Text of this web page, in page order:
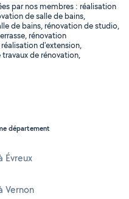
par nos membres : réalisation
de salle de bains,
de bains, rénovation de studio,
rénovation
d'extension,
de rénovation,
département
Évreux
Vernon